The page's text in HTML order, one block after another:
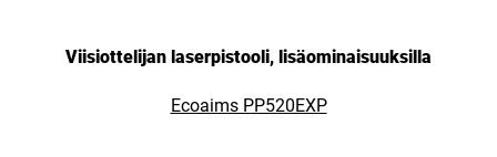
Viisiottelijan laserpistooli, lisäominaisuuksilla
Ecoaims PP520EXP